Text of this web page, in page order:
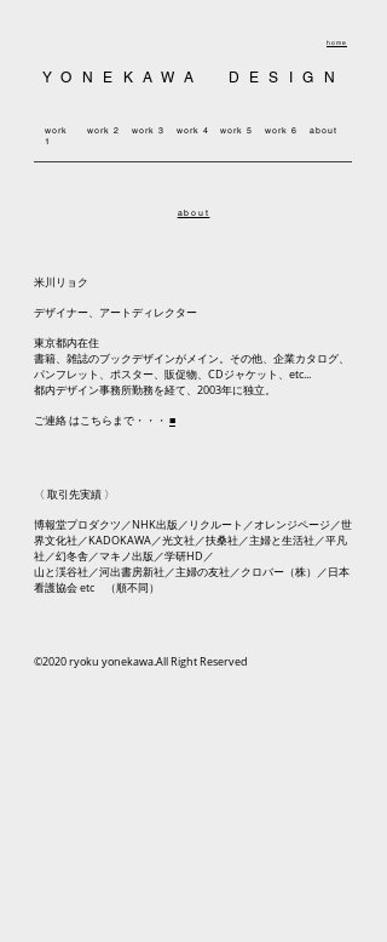
home
YONEKAWA DESIGN
work
1
work2 work 3 work4 work5 work 6 about
about
米川リョク
デザイナー、アートディレクター
東京都内在住
書籍、雑誌のブックデザインがメイン。その他、企業カタログ、
パンフレット、ポスター、販促物、CDジャケット、etc...
都内デザイン事務所勤務を経て、2003年に独立。​
ご連絡 はこちらまで・・・ ■
〈 取引先実績 〉
博報堂プロダクツ／NHK出版／リクルート／オレンジページ／世
界文化社／KADOKAWA／光文社／扶桑社／主婦と生活社／平凡
社／幻冬舎／マキノ出版／学研HD／
山と渓谷社／河出書房新社／主婦の友社／クロバー（株）／日本
看護協会 etc （順不同）
©︎2020 ryoku yonekawa.All Right Reserved